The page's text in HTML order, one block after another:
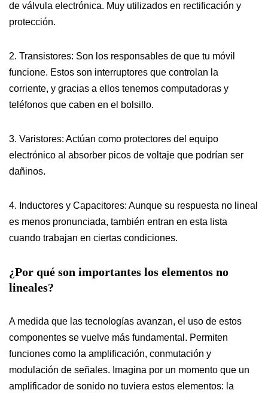
de válvula electrónica. Muy utilizados en rectificación y
protección.
2. Transistores: Son los responsables de que tu móvil
funcione. Estos son interruptores que controlan la
corriente, y gracias a ellos tenemos computadoras y
teléfonos que caben en el bolsillo.
3. Varistores: Actúan como protectores del equipo
electrónico al absorber picos de voltaje que podrían ser
dañinos.
4. Inductores y Capacitores: Aunque su respuesta no lineal
es menos pronunciada, también entran en esta lista
cuando trabajan en ciertas condiciones.
¿Por qué son importantes los elementos no
lineales?
A medida que las tecnologías avanzan, el uso de estos
componentes se vuelve más fundamental. Permiten
funciones como la amplificación, conmutación y
modulación de señales. Imagina por un momento que un
amplificador de sonido no tuviera estos elementos: la